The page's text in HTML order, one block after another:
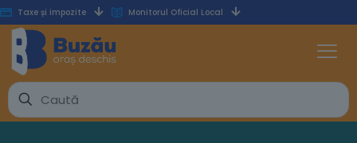
Taxe și impozite Monitorul Oficial Local